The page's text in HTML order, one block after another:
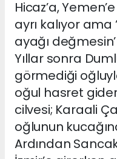
Hicaz’a,
ayrı kalıyor
ayağı
Yıllar sonra
görmediği
oğul hasret
cilvesi; Karaali
oğlunun
Ardından